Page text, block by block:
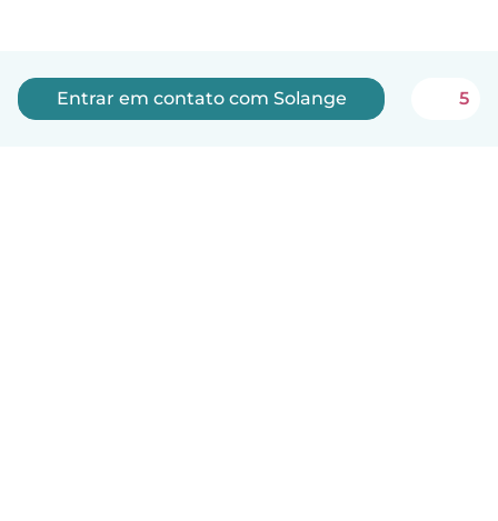
Entrar em contato com Solange 5